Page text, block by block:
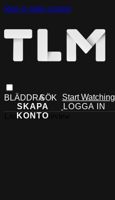
Skip to main content
Start Watching
Live stream preview